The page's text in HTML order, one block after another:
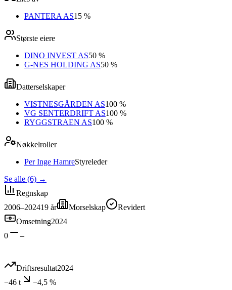
PANTERA AS15 %
Største eiere
DINO INVEST AS50 %
G-NES HOLDING AS50 %
Datterselskaper
VISTNESGÅRDEN AS100 %
VG SENTERDRIFT AS100 %
RYGGSTRAEN AS100 %
Nøkkelroller
Per Inge HamreStyreleder
Se alle (6) →
Regnskap
2006–202419 år Morselskap
Revidert
Omsetning2024
0
–
Driftsresultat2024
−46 t
−4,5 %